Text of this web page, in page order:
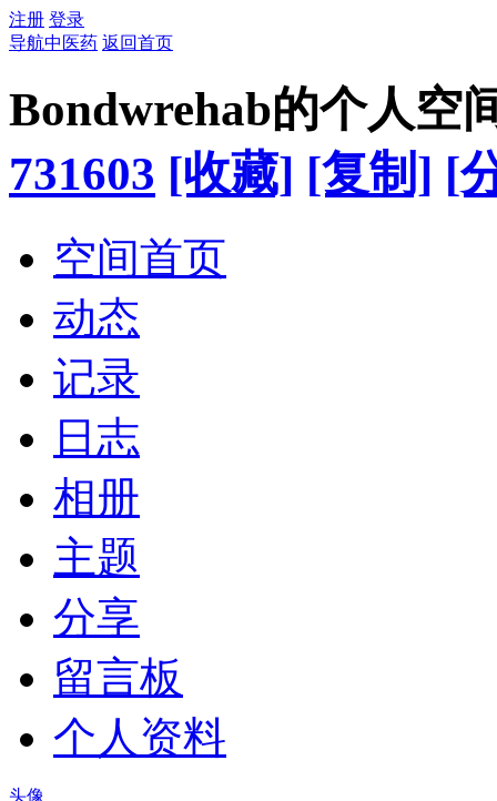
注册 登录
导航中医药 返回首页
Bondwrehab的个人空
731603 [收藏] [复制] [
空间首页
动态
记录
日志
相册
主题
分享
留言板
个人资料
头像